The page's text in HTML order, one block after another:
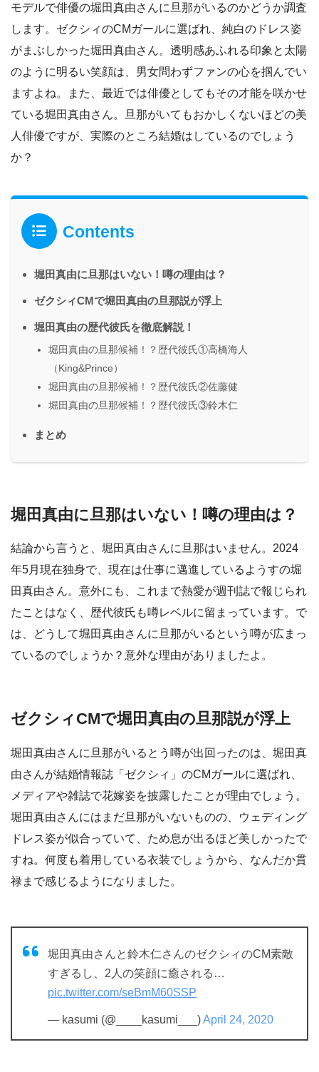
モデルで俳優の堀田真由さんに旦那がいるのかどうか調査
します。ゼクシィのCMガールに選ばれ、純白のドレス姿
がまぶしかった堀田真由さん。透明感あふれる印象と太陽
のように明るい笑顔は、男女問わずファンの心を掴んでい
ますよね。また、最近では俳優としてもその才能を咲かせ
ている堀田真由さん。旦那がいてもおかしくないほどの美
人俳優ですが、実際のところ結婚はしているのでしょう
か？
Contents
堀田真由に旦那はいない！噂の理由は？
ゼクシィCMで堀田真由の旦那説が浮上
堀田真由の歴代彼氏を徹底解説！
堀田真由の旦那候補！？歴代彼氏①高橋海人
（King&Prince）
堀田真由の旦那候補！？歴代彼氏②佐藤健
堀田真由の旦那候補！？歴代彼氏③鈴木仁
まとめ
堀田真由に旦那はいない！噂の理由は？
結論から言うと、堀田真由さんに旦那はいません。2024
年5月現在独身で、現在は仕事に邁進しているようすの堀
田真由さん。意外にも、これまで熱愛が週刊誌で報じられ
たことはなく、歴代彼氏も噂レベルに留まっています。で
は、どうして堀田真由さんに旦那がいるという噂が広まっ
ているのでしょうか？意外な理由がありましたよ。
ゼクシィCMで堀田真由の旦那説が浮上
堀田真由さんに旦那がいるとう噂が出回ったのは、堀田真
由さんが結婚情報誌「ゼクシィ」のCMガールに選ばれ、
メディアや雑誌で花嫁姿を披露したことが理由でしょう。
堀田真由さんにはまだ旦那がいないものの、ウェディング
ドレス姿が似合っていて、ため息が出るほど美しかったで
すね。何度も着用している衣装でしょうから、なんだか貫
禄まで感じるようになりました。
堀田真由さんと鈴木仁さんのゼクシィのCM素敵
すぎるし、2人の笑顔に癒される…
pic.twitter.com/seBmM60SSP
— kasumi (@____kasumi___)April 24, 2020